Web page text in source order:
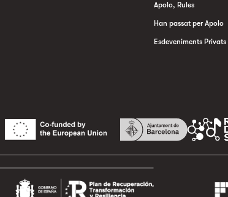
Apolo, Rules
Han passat per Apolo
Esdeveniments Privats